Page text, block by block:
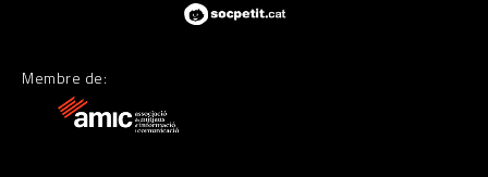
Membre de: